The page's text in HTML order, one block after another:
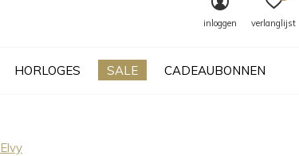
HORLOGES SALE CADEAUBONNEN
inloggen verlanglijst
Elvy